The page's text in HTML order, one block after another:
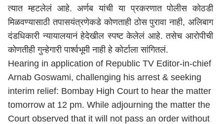
त्यात म्हटलेलं आहे. अर्णब यांची या प्रकरणात पोलीस कोठडी
मिळवण्यासाठी तपासयंत्रणेकडे कोणताही ठोस पुरावा नाही, अलिबाग
दंडधिकारी न्यायालयानं हेदेखील स्पष्ट केलेलं आहे. तसेच आरोपीची
कोणतीही गुन्हेगारी पार्श्वभूमी नाही हे कोर्टाला सांगितलं.
Hearing in application of Republic TV Editor-in-chief
Arnab Goswami, challenging his arrest & seeking
interim relief: Bombay High Court to hear the matter
tomorrow at 12 pm. While adjourning the matter the
Court observed that it will not pass an order without